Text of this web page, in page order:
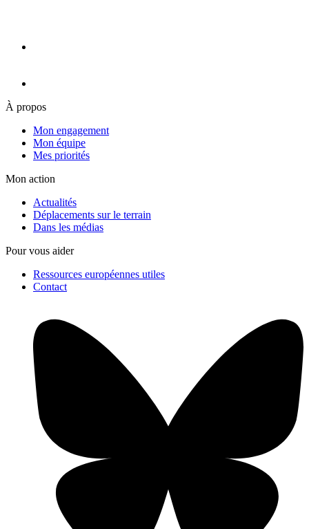
À propos
Mon engagement
Mon équipe
Mes priorités
Mon action
Actualités
Déplacements sur le terrain
Dans les médias
Pour vous aider
Ressources européennes utiles
Contact